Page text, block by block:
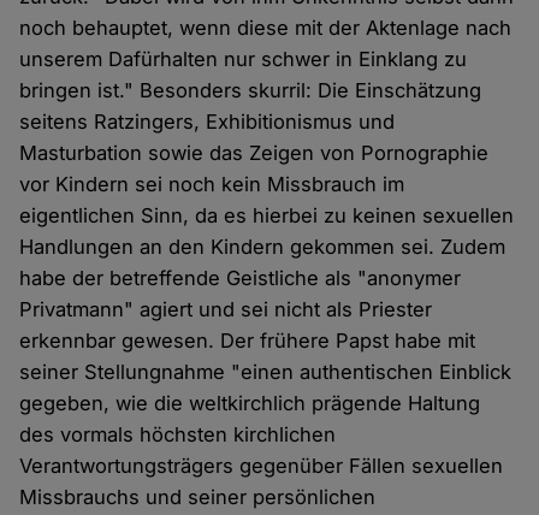
noch behauptet, wenn diese mit der Aktenlage nach
unserem Dafürhalten nur schwer in Einklang zu
bringen ist." Besonders skurril: Die Einschätzung
seitens Ratzingers, Exhibitionismus und
Masturbation sowie das Zeigen von Pornographie
vor Kindern sei noch kein Missbrauch im
eigentlichen Sinn, da es hierbei zu keinen sexuellen
Handlungen an den Kindern gekommen sei. Zudem
habe der betreffende Geistliche als "anonymer
Privatmann" agiert und sei nicht als Priester
erkennbar gewesen. Der frühere Papst habe mit
seiner Stellungnahme "einen authentischen Einblick
gegeben, wie die weltkirchlich prägende Haltung
des vormals höchsten kirchlichen
Verantwortungsträgers gegenüber Fällen sexuellen
Missbrauchs und seiner persönlichen